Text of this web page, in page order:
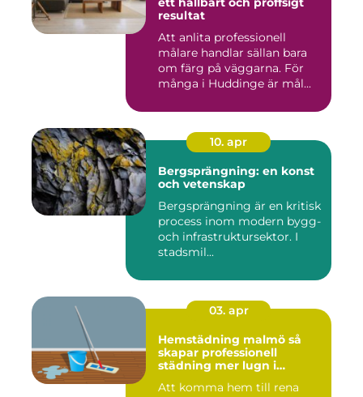
resultat
Att anlita professionell
målare handlar sällan bara
om färg på väggarna. För
många i Huddinge är mål...
10. apr
Bergsprängning: en konst
och vetenskap
Bergsprängning är en kritisk
process inom modern bygg-
och infrastruktursektor. I
stadsmil...
03. apr
Hemstädning malmö så
skapar professionell
städning mer lugn i
Att komma hem till rena